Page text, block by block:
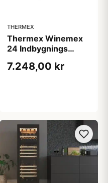
THERMEX
Thermex Winemex
24 Indbygnings
7.248,00 kr